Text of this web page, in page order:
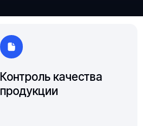
Ярославль
Контроль качества
продукции